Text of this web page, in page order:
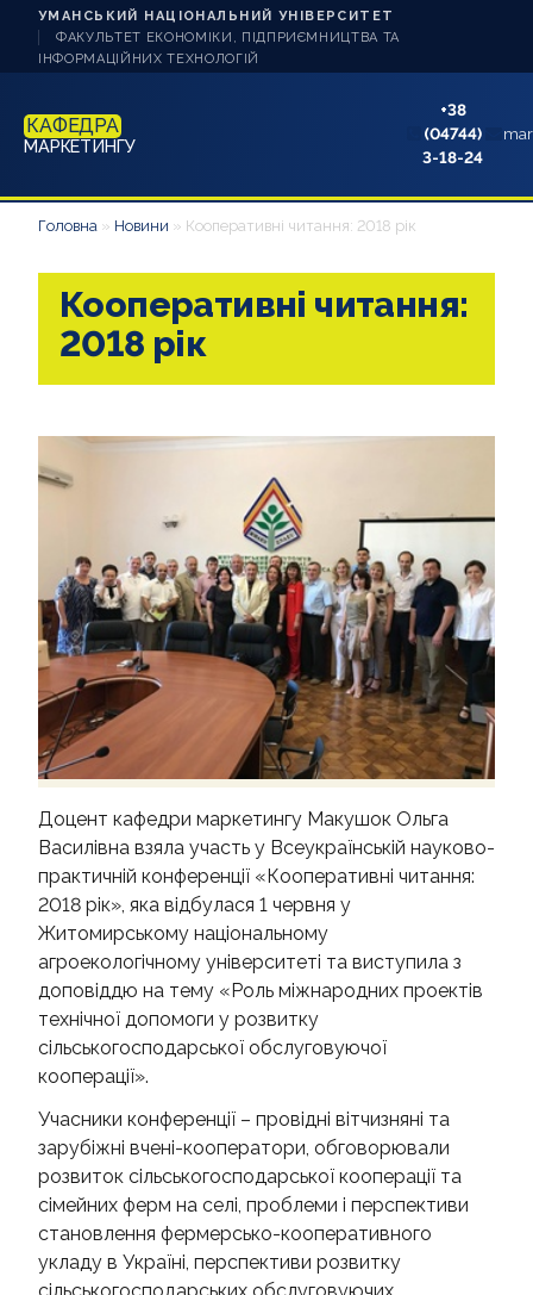
УМАНСЬКИЙ НАЦІОНАЛЬНИЙ УНІВЕРСИТЕТ
ФАКУЛЬТЕТ ЕКОНОМІКИ, ПІДПРИЄМНИЦТВА ТА
ІНФОРМАЦІЙНИХ ТЕХНОЛОГІЙ
КАФЕДРА
МАРКЕТИНГУ
+38
(04744)
3-18-24
НОВИНИ
СТУДЕНТУ
АБІТУРІЄНТУ
НАУКОВА РОБОТА
АКРЕДИТАЦІЯ
КОНТАКТИ
Головна » Новини » Кооперативні читання: 2018 рік
Кооперативні читання:
2018 рік
Доцент кафедри маркетингу Макушок Ольга
Василівна взяла участь у Всеукраїнській науково-
практичній конференції «Кооперативні читання:
2018 рік», яка відбулася 1 червня у
Житомирському національному
агроекологічному університеті та виступила з
доповіддю на тему «Роль міжнародних проектів
технічної допомоги у розвитку
сільськогосподарської обслуговуючої
кооперації».
Учасники конференції – провідні вітчизняні та
зарубіжні вчені-кооператори, обговорювали
розвиток сільськогосподарської кооперації та
сімейних ферм на селі, проблеми і перспективи
становлення фермерсько-кооперативного
укладу в Україні, перспективи розвитку